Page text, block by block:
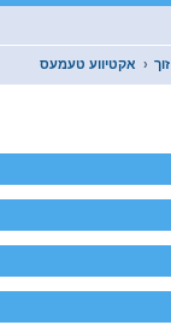
זוך אקטיווע טעמעס